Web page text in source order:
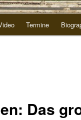
Termine
Das